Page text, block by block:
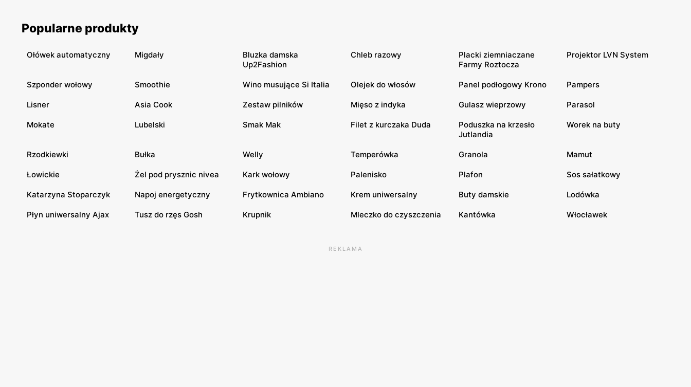
Popularne produkty
Ołówek automatyczny Migdały
Bluzka damska
Up2Fashion
Chleb razowy
Placki ziemniaczane
Farmy Roztocza
Projektor LVN System
Szponder wołowy Smoothie Wino musujące Si Italia Olejek do włosów Panel podłogowy Krono Pampers
Lisner Asia Cook Zestaw pilników Mięso z indyka Gulasz wieprzowy Parasol
Mokate Lubelski Smak Mak Filet z kurczaka Duda
Poduszka na krzesło
Jutlandia
Worek na buty
Rzodkiewki Bułka Welly Temperówka Granola Mamut
Łowickie Żel pod prysznic nivea Kark wołowy Palenisko Plafon Sos sałatkowy
Katarzyna Stoparczyk Napoj energetyczny Frytkownica Ambiano Krem uniwersalny Buty damskie Lodówka
Płyn uniwersalny Ajax Tusz do rzęs Gosh Krupnik Mleczko do czyszczenia Kantówka Włocławek
REKLAMA